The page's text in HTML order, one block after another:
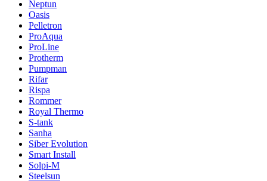
Neptun
Oasis
Pelletron
ProAqua
ProLine
Protherm
Pumpman
Rifar
Rispa
Rommer
Royal Thermo
S-tank
Sanha
Siber Evolution
Smart Install
Solpi-M
Steelsun